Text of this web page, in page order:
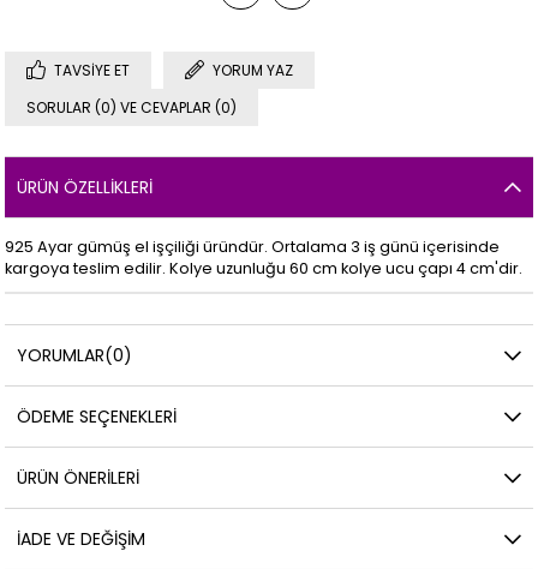
TAVSIYE ET
YORUM YAZ
SORULAR (0) VE CEVAPLAR (0)
ÜRÜN ÖZELLIKLERI
925 Ayar gümüş el işçiliği üründür. Ortalama 3 iş günü içerisinde
kargoya teslim edilir. Kolye uzunluğu 60 cm kolye ucu çapı 4 cm'dir.
YORUMLAR(0)
ÖDEME SEÇENEKLERI
ÜRÜN ÖNERILERI
İADE VE DEĞIŞIM